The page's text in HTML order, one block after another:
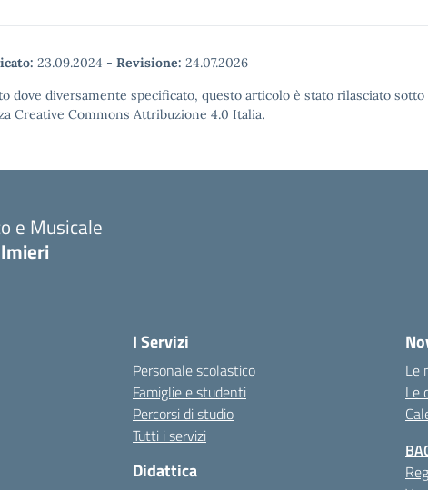
23.09.2024 - Revisione: 24.07.2026
dove diversamente specificato, questo articolo è stato rilasciato sotto
Creative Commons Attribuzione 4.0 Italia.
e Musicale
I Servizi
Personale scolastico
Famiglie e studenti
Percorsi di studio
Tutti i servizi
Didattica
Le
Le